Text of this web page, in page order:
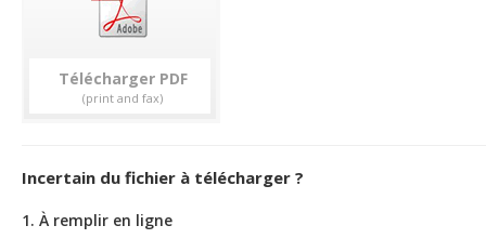
Télécharger
Incertain du fichier à télécharger ?
1. À remplir en ligne